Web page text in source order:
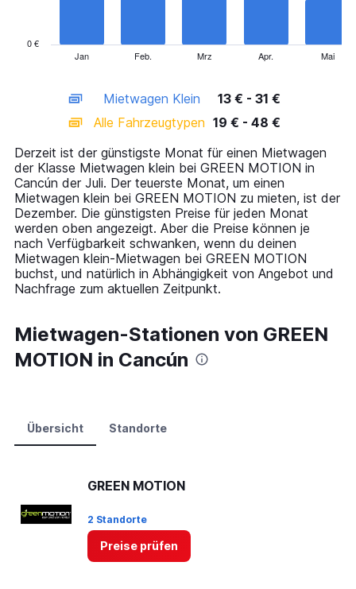
has
displaying
categories.
14
categories.
The
chart
has
1
Y
axis
displaying
values.
Range:
to
60.
Jan Feb. Mrz Apr. Mai
0 €
Mietwagen Klein
13 € - 31 €
Alle Fahrzeugtypen 19 € - 48 €
Derzeit ist der günstigste Monat für einen Mietwagen
der Klasse Mietwagen klein bei GREEN MOTION in
Cancún der Juli. Der teuerste Monat, um einen
Mietwagen klein bei GREEN MOTION zu mieten, ist der
Dezember. Die günstigsten Preise für jeden Monat
werden oben angezeigt. Aber die Preise können je
nach Verfügbarkeit schwanken, wenn du deinen
Mietwagen klein-Mietwagen bei GREEN MOTION
buchst, und natürlich in Abhängigkeit von Angebot und
Nachfrage zum aktuellen Zeitpunkt.
Mietwagen-Stationen von GREEN
MOTION in Cancún
Übersicht Standorte
GREEN MOTION
2 Standorte
Preise prüfen